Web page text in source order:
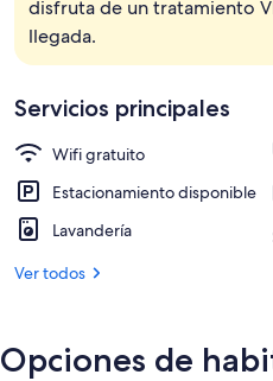
disfruta de un tratamiento
llegada.
Servicios principales
Wifi gratuito
Estacionamiento disponible
Lavandería
Ver todos
Opciones de